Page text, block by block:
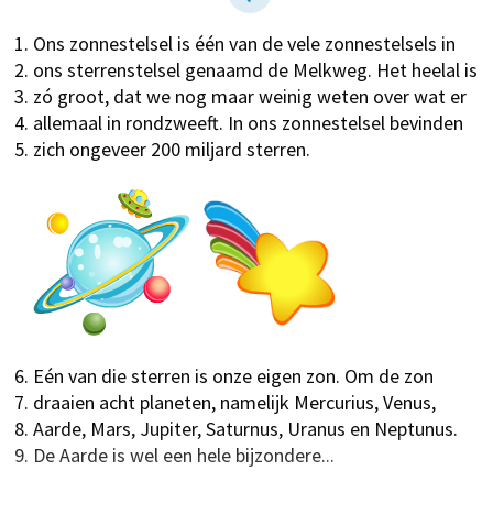
Ons zonnestelsel is één van de vele zonnestelsels in
ons sterrenstelsel genaamd de Melkweg. Het heelal is
zó groot, dat we nog maar weinig weten over wat er
allemaal in rondzweeft. In ons zonnestelsel bevinden
zich ongeveer 200 miljard sterren.
Eén van die sterren is onze eigen zon. Om de zon
draaien acht planeten, namelijk Mercurius, Venus,
Aarde, Mars, Jupiter, Saturnus, Uranus en Neptunus.
De Aarde is wel een hele bijzondere...